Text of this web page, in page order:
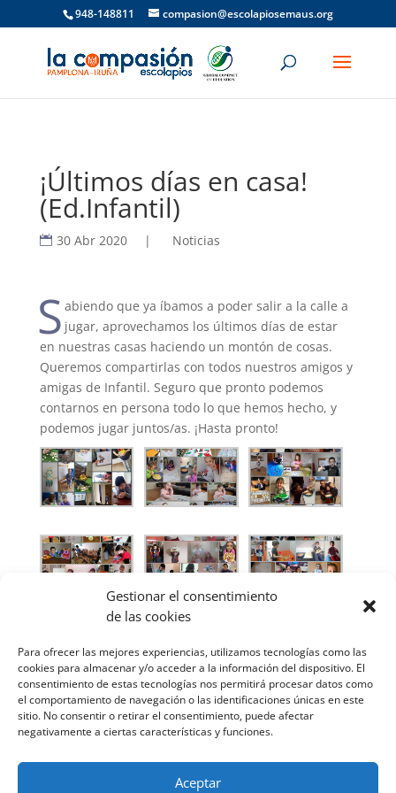
Gestionar el consentimiento
de las cookies
Para ofrecer las mejores experiencias, utilizamos tecnologías como las
cookies para almacenar y/o acceder a la información del dispositivo. El
consentimiento de estas tecnologías nos permitirá procesar datos como
el comportamiento de navegación o las identificaciones únicas en este
sitio. No consentir o retirar el consentimiento, puede afectar
negativamente a ciertas características y funciones.
Aceptar
948-148811 compasion@escolapiosemaus.org
¡Últimos días en casa!
(Ed.Infantil)
30 Abr 2020 | Noticias
S abiendo que ya íbamos a poder salir a la calle a
jugar, aprovechamos los últimos días de estar
en nuestras casas haciendo un montón de cosas.
Queremos compartirlas con todos nuestros amigos y
amigas de Infantil. Seguro que pronto podemos
contarnos en persona todo lo que hemos hecho, y
podemos jugar juntos/as. ¡Hasta pronto!